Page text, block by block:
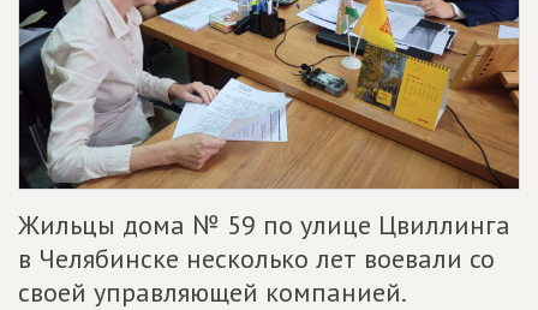
Жильцы дома № 59 по улице Цвиллинга
в Челябинске несколько лет воевали со
своей управляющей компанией.